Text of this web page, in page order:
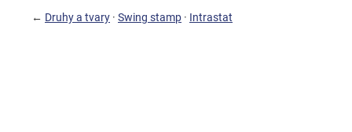
← Druhy a tvary · Swing stamp · Intrastat